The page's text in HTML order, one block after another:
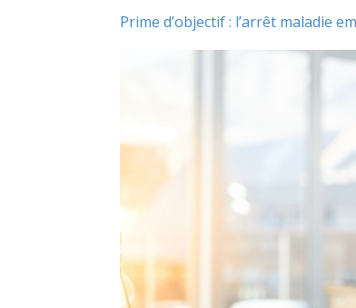
Prime d’objectif : l’arrêt maladie